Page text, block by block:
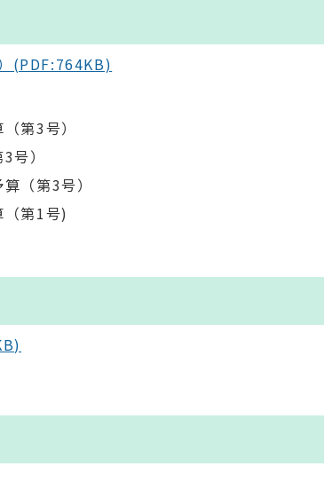
(PDF:764KB)
第3号）
）
（第3号）
第1号)